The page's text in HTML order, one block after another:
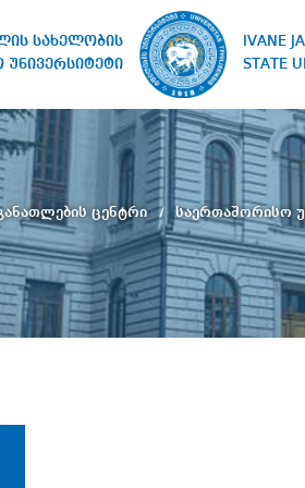
სახელობის
IVANE
STATE
ცენტრი საერთაშორისო